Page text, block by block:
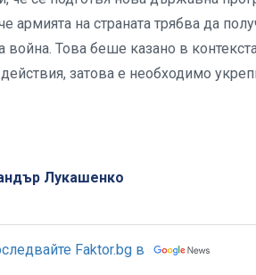
армията на страната трябва да
Това беше казано в
затова е необходимо
Лукашенко
Faktor.bg в